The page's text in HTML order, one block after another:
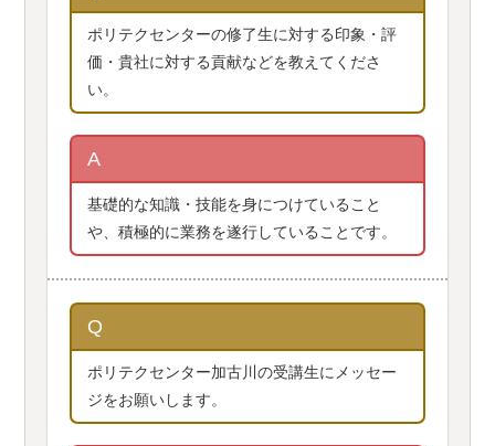
ポリテクセンターの修了生に対する印象・評
価・貴社に対する貢献などを教えてくださ
い。
A
基礎的な知識・技能を身につけていること
や、積極的に業務を遂行していることです。
Q
ポリテクセンター加古川の受講生にメッセー
ジをお願いします。